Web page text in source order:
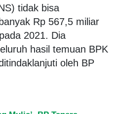
tidak bisa
Rp 567,5 miliar
2021. Dia
hasil temuan BPK
oleh BP